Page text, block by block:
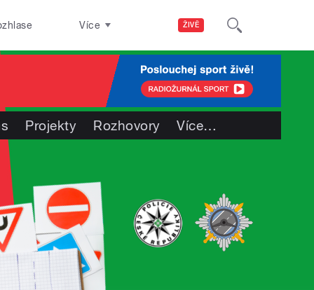
ŽIVĚ
Více
Projekty Rozhovory Více…